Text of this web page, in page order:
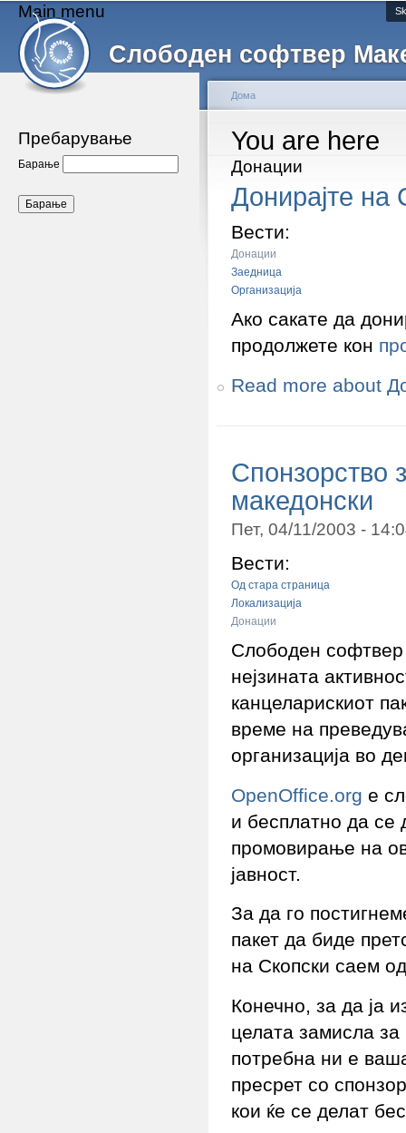
Слободен софтвер
Main menu
Пребарување
Барање
You are here
Дома
Донации
Донирајте на
Вести:
Донации
Заедница
Организација
Ако сакате да
продолжете кон
Read more about
Спонзорство
македонски
Пет, 04/11/2003 -
Вести:
Од стара страница
Локализација
Донации
Слободен софтвер
нејзината
канцеларискиот
време на
организација во
OpenOffice.org е
и бесплатно да се
промовирање на
јавност.
За да го
пакет да биде
на Скопски саем
Конечно, за да ја
целата замисла
потребна ни е
пресрет со
кои ќе се делат